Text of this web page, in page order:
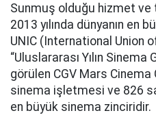
Sunmuş olduğu hizmet ve
2013 yılında dünyanın en
UNIC (International Union
“Uluslararası Yılın Sinema
görülen CGV Mars
sinema işletmesi ve 826
en büyük sinema zinciridir.